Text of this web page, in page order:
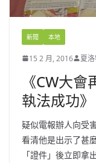
新聞 本地
15 2 月, 2016 夏
《CW大
執法成功》
疑似電報辦人向受
看清他是出示了甚
「證件」後立即